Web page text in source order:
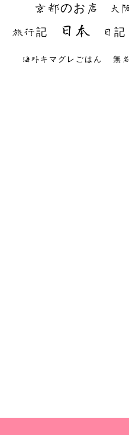
京都のお店 大
旅行記 日本 日記
海外キマグレごはん 無